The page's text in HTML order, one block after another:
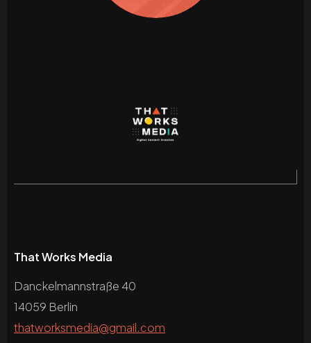
That Works Media
Danckelmannstraße 40
14059 Berlin
thatworksmedia@gmail.com